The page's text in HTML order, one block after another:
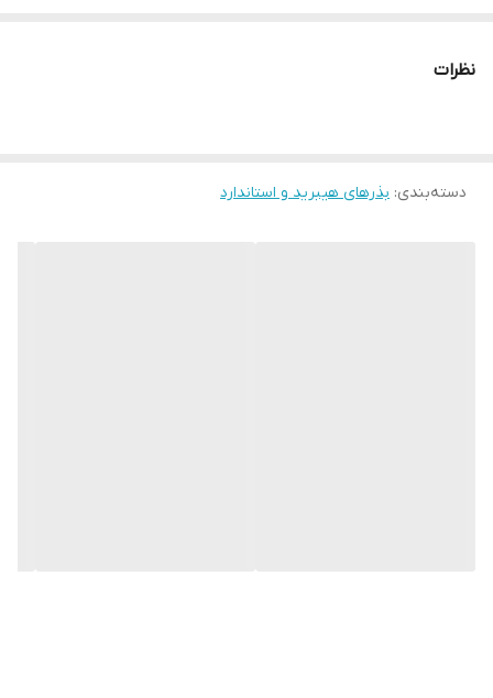
نظرات
دسته‌بندی: بذرهای هیبرید و استاندارد